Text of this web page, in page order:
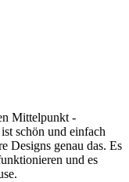
Mittelpunkt -
schön und einfach
Designs genau das. Es
und es